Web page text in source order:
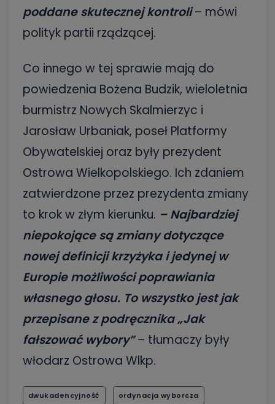
poddane skutecznej kontroli– mówi
polityk partii rządzącej.
Co innego w tej sprawie mają do
powiedzenia Bożena Budzik, wieloletnia
burmistrz Nowych Skalmierzyc i
Jarosław Urbaniak, poseł Platformy
Obywatelskiej oraz były prezydent
Ostrowa Wielkopolskiego. Ich zdaniem
zatwierdzone przez prezydenta zmiany
to krok w złym kierunku. – Najbardziej
niepokojące są zmiany dotyczące
nowej definicji krzyżyka i jedynej w
Europie możliwości poprawiania
własnego głosu. To wszystko jest jak
przepisane z podręcznika „Jak
fałszować wybory”– tłumaczy były
włodarz Ostrowa Wlkp.
dwukadencyjność ordynacja wyborcza